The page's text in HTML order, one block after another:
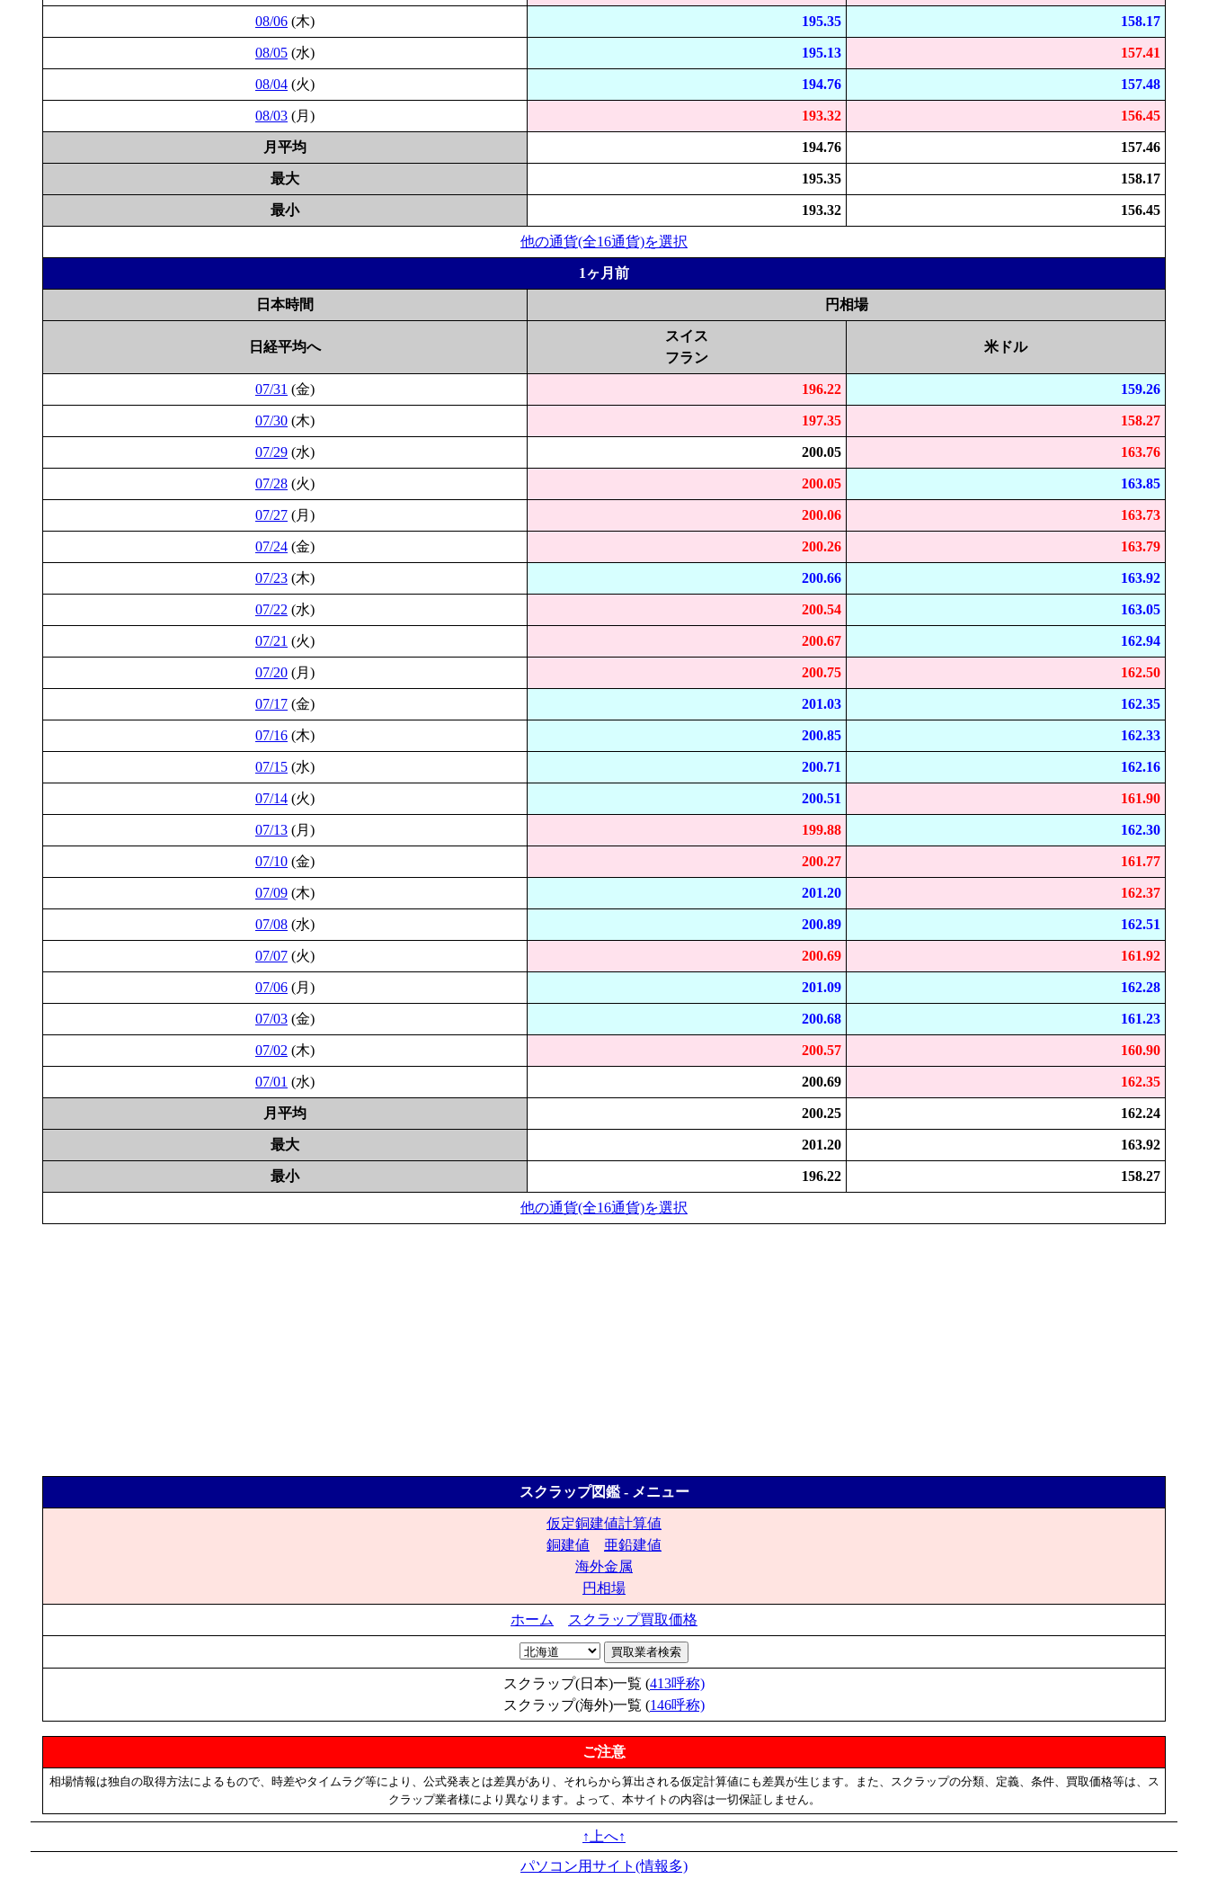
08/06 (木) 195.35 158.17
08/05 (水) 195.13 157.41
08/04 (火) 194.76 157.48
08/03 (月) 193.32 156.45
月平均 194.76 157.46
最大 195.35 158.17
最小 193.32 156.45
他の通貨(全16通貨)を選択
1ヶ月前
日本時間 円相場
日経平均へ
スイス
フラン
米ドル
07/31 (金) 196.22 159.26
07/30 (木) 197.35 158.27
07/29 (水) 200.05 163.76
07/28 (火) 200.05 163.85
07/27 (月) 200.06 163.73
07/24 (金) 200.26 163.79
07/23 (木) 200.66 163.92
07/22 (水) 200.54 163.05
07/21 (火) 200.67 162.94
07/20 (月) 200.75 162.50
07/17 (金) 201.03 162.35
07/16 (木) 200.85 162.33
07/15 (水) 200.71 162.16
07/14 (火) 200.51 161.90
07/13 (月) 199.88 162.30
07/10 (金) 200.27 161.77
07/09 (木) 201.20 162.37
07/08 (水) 200.89 162.51
07/07 (火) 200.69 161.92
07/06 (月) 201.09 162.28
07/03 (金) 200.68 161.23
07/02 (木) 200.57 160.90
07/01 (水) 200.69 162.35
月平均 200.25 162.24
最大 201.20 163.92
最小 196.22 158.27
他の通貨(全16通貨)を選択
スクラップ図鑑 - メニュー
仮定銅建値計算値
銅建値
亜鉛建値
海外金属
円相場
ホーム スクラップ買取価格
スクラップ(日本)一覧 (413呼称)
スクラップ(海外)一覧 (146呼称)
ご注意
相場情報は独自の取得方法によるもので、時差やタイムラグ等により、公式発表とは差異があり、それらから算出される仮定計算値にも差異が生じます。また、スクラップの分類、定義、条件、買取価格等は、ス
クラップ業者様により異なります。よって、本サイトの内容は一切保証しません。
↑上へ↑
パソコン用サイト(情報多)